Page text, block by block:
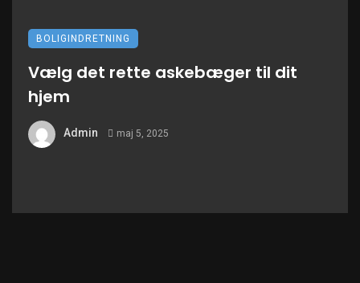
BOLIGINDRETNING
Vælg det rette askebæger til dit
hjem
Admin maj 5, 2025